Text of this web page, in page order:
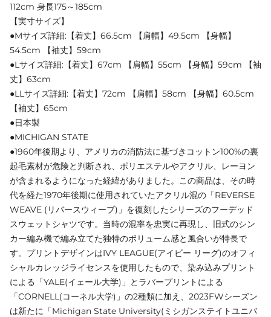
112cm 身長175～185cm
【実寸サイズ】
●Mサイズ詳細:【着丈】66.5cm 【肩幅】49.5cm 【身幅】
54.5cm 【袖丈】59cm
●Lサイズ詳細:【着丈】67cm 【肩幅】55cm 【身幅】59cm 【袖
丈】63cm
●LLサイズ詳細:【着丈】72cm 【肩幅】58cm 【身幅】60.5cm
【袖丈】65cm
●日本製
●MICHIGAN STATE
●1960年後期より、アメリカの消防法に基づきコットン100%の裏
起毛素材が危険と判断され、ポリエステルやアクリル、レーヨン
が含まれるようになった経緯がありました。この商品は、その時
代を経た1970年後期に使用されていたアクリル混の「REVERSE
WEAVE (リバースウィーブ)」を復刻したシリーズのフーデッド
スウェットシャツです。当時の混率を忠実に再現し、旧式のシン
カー編み機で編み立てた独特のボリューム感と風合いが特長で
す。プリントデザインはIVY LEAGUE(アイビー リーグ)のオフィ
シャルカレッジライセンスを使用したもので、染み込みプリント
による「YALE(イェール大学)」とラバープリントによる
「CORNELL(コーネル大学)」の2種類に加え、2023FWシーズン
は新たに「Michigan State University(ミシガンステイトユニバ